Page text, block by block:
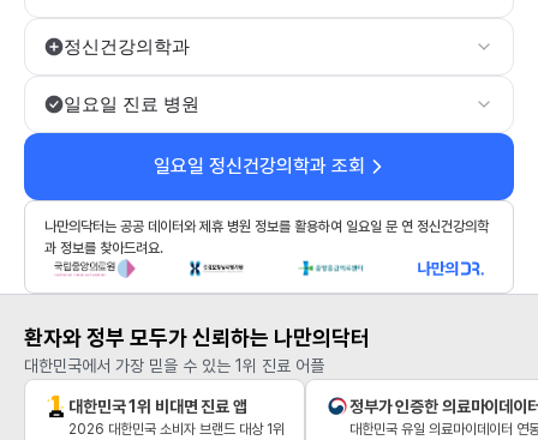
정신건강의학과
일요일 진료 병원
일요일 정신건강의학과 조회
나만의닥터는 공공 데이터와 제휴 병원 정보를 활용하여 일요일 문 연 정신건강의학
과 정보를 찾아드려요.
환자와 정부 모두가 신뢰하는 나만의닥터
대한민국에서 가장 믿을 수 있는 1위 진료 어플
대한민국 1위 비대면 진료 앱
2026 대한민국 소비자 브랜드 대상 1위
정부가 인증한 의료마이데이
대한민국 유일 의료마이데이터 연